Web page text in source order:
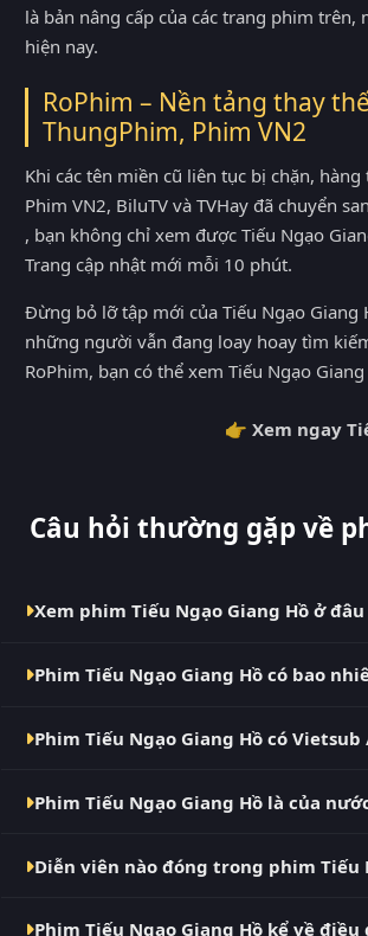
là bản nâng cấp của các trang phim
hiện nay.
RoPhim – Nền tảng thay
ThungPhim, Phim VN2
Khi các tên miền cũ liên tục bị chặn,
Phim VN2, BiluTV và TVHay đã chuyển
, bạn không chỉ xem được Tiếu Ngạo
Trang cập nhật mới mỗi 10 phút.
Đừng bỏ lỡ tập mới của Tiếu Ngạo Giang
những người vẫn đang loay hoay tìm
RoPhim, bạn có thể xem Tiếu Ngạo
👉 Xem ngay
Câu hỏi thường gặp về
Xem phim Tiếu Ngạo Giang Hồ ở
cáo, cập nhật nhanh nhất. Đây là điểm
Phim Tiếu Ngạo Giang Hồ có bao
mỗi 10 phút khi nguồn có nội dung
Phim Tiếu Ngạo Giang Hồ có
Phụ Đề và Thuyết Minh ngay trong
Phim Tiếu Ngạo Giang Hồ là của
Diễn viên nào đóng trong phim Tiếu
Phim Tiếu Ngạo Giang Hồ kể về điều